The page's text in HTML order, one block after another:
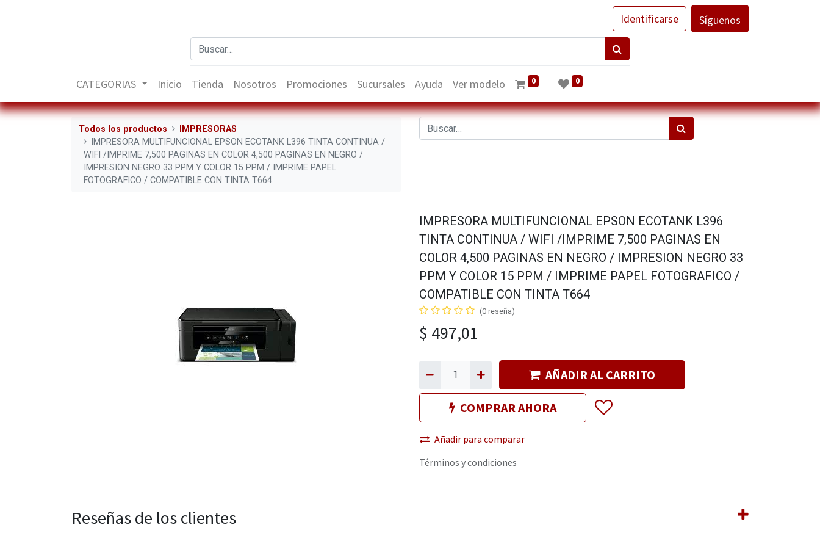
Identificarse Síguenos
CATEGORIAS Inicio Tienda Nosotros Promociones Sucursales Ayuda Ver modelo 0 0
Todos los productos
IMPRESORAS
IMPRESORA MULTIFUNCIONAL EPSON ECOTANK L396 TINTA CONTINUA /
WIFI /IMPRIME 7,500 PAGINAS EN COLOR 4,500 PAGINAS EN NEGRO /
IMPRESION NEGRO 33 PPM Y COLOR 15 PPM / IMPRIME PAPEL
FOTOGRAFICO / COMPATIBLE CON TINTA T664
IMPRESORA MULTIFUNCIONAL EPSON ECOTANK L396
TINTA CONTINUA / WIFI /IMPRIME 7,500 PAGINAS EN
COLOR 4,500 PAGINAS EN NEGRO / IMPRESION NEGRO 33
PPM Y COLOR 15 PPM / IMPRIME PAPEL FOTOGRAFICO /
COMPATIBLE CON TINTA T664
(0 reseña)
$ 497,01
AÑADIR AL CARRITO
COMPRAR AHORA
Añadir para comparar
Términos y condiciones
Reseñas de los clientes